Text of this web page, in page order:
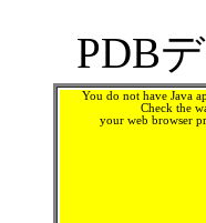
PDB
You do not have Java
Check the
your web browser